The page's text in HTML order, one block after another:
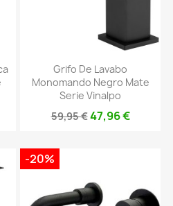
Grifo De Lavabo
Monomando Negro Mate
Serie Vinalpo
59,95 €47,96 €
-20%